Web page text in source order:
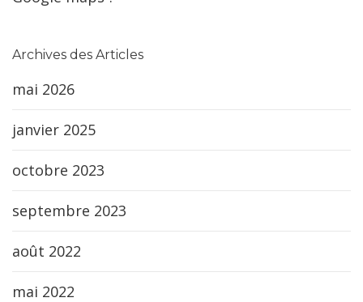
Archives des Articles
mai 2026
janvier 2025
octobre 2023
septembre 2023
août 2022
mai 2022